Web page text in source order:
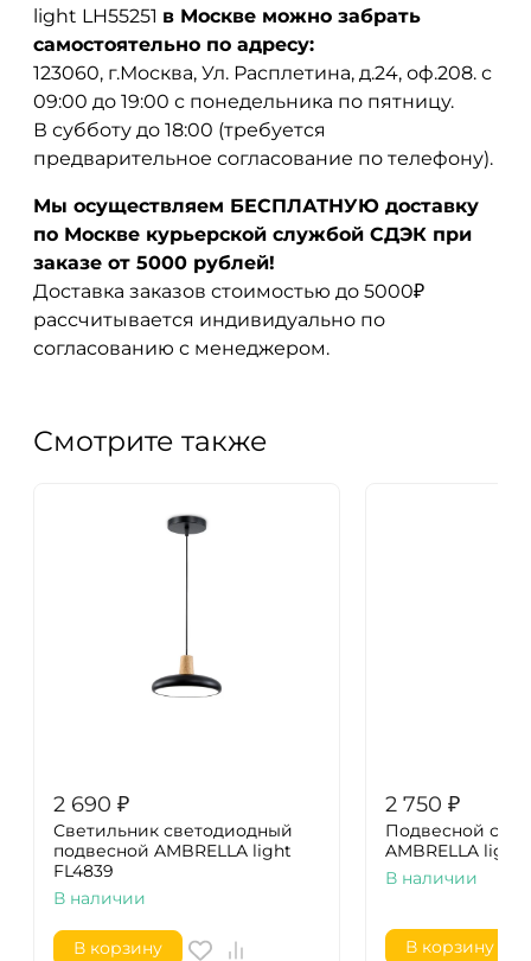
light LH55251 в Москве можно забрать
самостоятельно по адресу:
123060, г.Москва, Ул. Расплетина, д.24, оф.208. с
09:00 до 19:00 с понедельника по пятницу.
В субботу до 18:00 (требуется
предварительное согласование по телефону).
Мы осуществляем БЕСПЛАТНУЮ доставку
по Москве курьерской службой СДЭК при
заказе от 5000 рублей!
Доставка заказов стоимостью до 5000₽
рассчитывается индивидуально по
согласованию с менеджером.
Смотрите также
2 690 ₽
Светильник светодиодный
подвесной AMBRELLA light
FL4839
В наличии
В корзину
2 750 ₽
Подвесной
AMBRELLA light
В наличии
В корзину